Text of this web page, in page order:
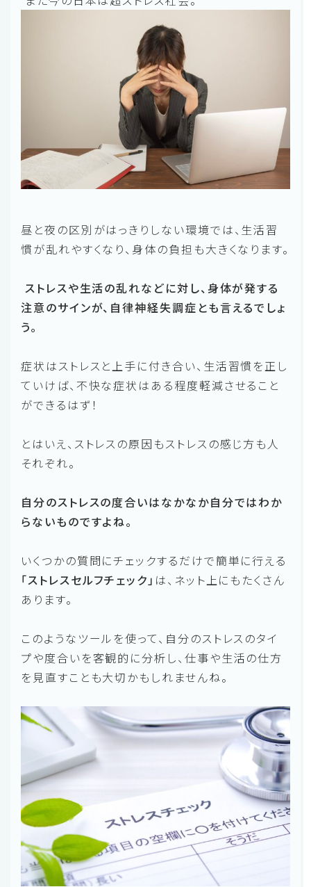
昼と夜の区別がはっきりしない環境では、生活習
慣が乱れやすくなり、身体の負担も大きくなります。
ストレスや生活の乱れなどに対し、身体が発する
注意のサインが、自律神経失調症とも言えるでしょ
う。
症状はストレスと上手に付き合い、生活習慣を正し
ていけば、不快な症状はある程度軽減させること
ができるはず！
とはいえ、ストレスの原因もストレスの感じ方も人
それぞれ。
自分のストレスの度合いはなかなか自分ではわか
らないものですよね。
いくつかの質問にチェックするだけで簡単に行える
「ストレスセルフチェック」 は、ネット上にもたくさん
あります。
このようなツールを使って、自分のストレスのタイ
プや度合いを客観的に分析し、仕事や生活の仕方
を見直すことも大切かもしれませんね。